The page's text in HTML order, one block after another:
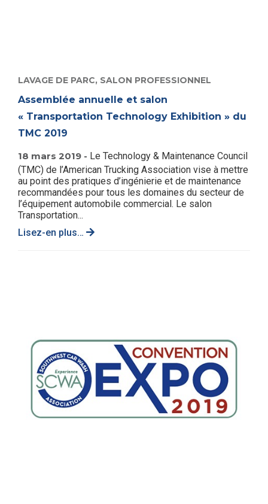
LAVAGE DE PARC, SALON PROFESSIONNEL
Assemblée annuelle et salon
« Transportation Technology Exhibition » du
TMC 2019
18 mars 2019 - Le Technology & Maintenance Council
(TMC) de l’American Trucking Association vise à mettre
au point des pratiques d’ingénierie et de maintenance
recommandées pour tous les domaines du secteur de
l’équipement automobile commercial. Le salon
Transportation...
Lisez-en plus…